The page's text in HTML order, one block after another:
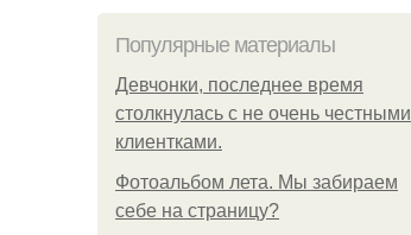
Популярные материалы
Девчонки, последнее время
столкнулась с не очень честными
клиентками.
Фотоальбом лета. Мы забираем
себе на страницу?